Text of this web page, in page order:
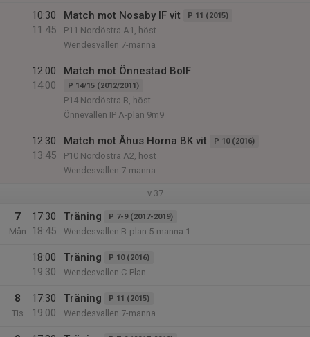
10:30
11:45
Match mot Nosaby IF vit P 11 (2015)
P11 Nordöstra A1, höst
Wendesvallen 7-manna
12:00
14:00
Match mot Önnestad BoIF
P 14/15 (2012/2011)
P14 Nordöstra B, höst
Önnevallen IP A-plan 9m9
12:30
13:45
Match mot Åhus Horna BK vit P 10 (2016)
P10 Nordöstra A2, höst
Wendesvallen 7-manna
v.37
7
Mån
17:30
18:45
Träning P 7-9 (2017-2019)
Wendesvallen B-plan 5-manna 1
18:00
19:30
Träning P 10 (2016)
Wendesvallen C-Plan
8
Tis
17:30
19:00
Träning P 11 (2015)
Wendesvallen 7-manna